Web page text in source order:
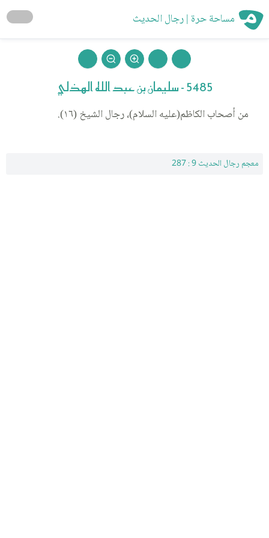
مساحة حرة | رجال الحديث
5485 - سليمان بن عبد الله الهذلي
من أصحاب الكاظم(عليه السلام)، رجال الشيخ (١٦).
معجم رجال الحديث 9 : 287